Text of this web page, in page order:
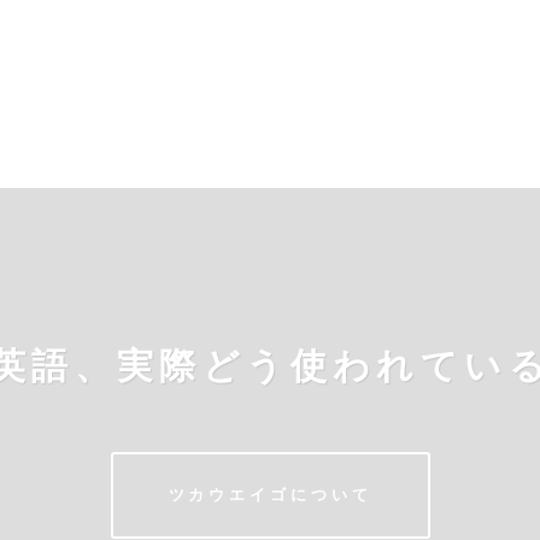
語、実際どう使われてい
ツカウエイゴについて